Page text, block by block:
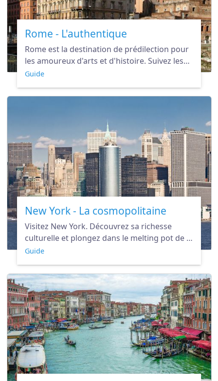
Rome - L'authentique
Rome est la destination de prédilection pour
les amoureux d'arts et d'histoire. Suivez les
pas des empereurs romains et faites un
Guide
New York - La cosmopolitaine
Visitez New York. Découvrez sa richesse
culturelle et plongez dans le melting pot de la
plus grande ville des Etats-Unis.
Guide